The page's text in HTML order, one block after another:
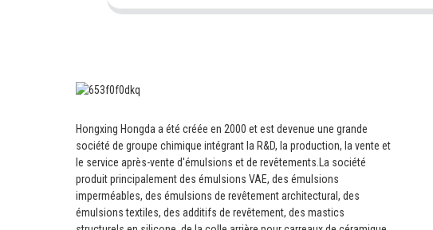
Hongxing Hongda a été créée en 2000 et est devenue une grande
société de groupe chimique intégrant la R&D, la production, la vente et
le service après-vente d'émulsions et de revêtements.
La société
produit principalement des émulsions VAE, des émulsions
imperméables, des émulsions de revêtement architectural, des
émulsions textiles, des additifs de revêtement, des mastics